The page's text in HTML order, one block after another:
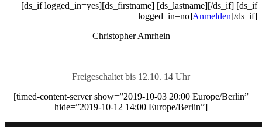
[ds_if logged_in=yes][ds_firstname] [ds_lastname][/ds_if] [ds_if
logged_in=no]Anmelden[/ds_if]
Christopher Amrhein
Freigeschaltet bis 12.10. 14 Uhr
[timed-content-server show=”2019-10-03 20:00 Europe/Berlin”
hide=”2019-10-12 14:00 Europe/Berlin”]